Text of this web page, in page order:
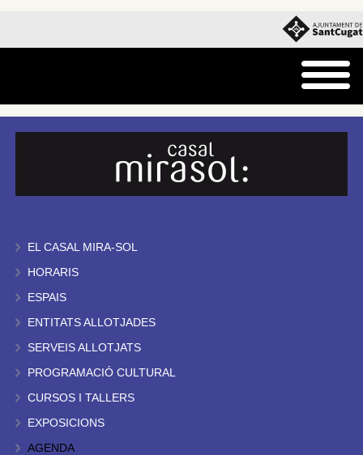
EL CASAL MIRA-SOL
HORARIS
ESPAIS
ENTITATS ALLOTJADES
SERVEIS ALLOTJATS
PROGRAMACIÓ CULTURAL
CURSOS I TALLERS
EXPOSICIONS
AGENDA